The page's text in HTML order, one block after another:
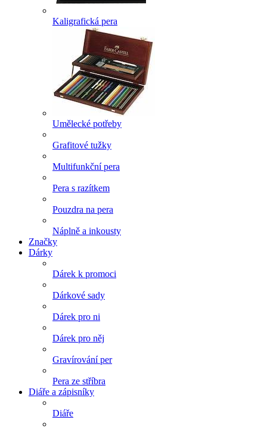
Kaligrafická pera
Umělecké potřeby
Grafitové tužky
Multifunkční pera
Pera s razítkem
Pouzdra na pera
Náplně a inkousty
Značky
Dárky
Dárek k promoci
Dárkové sady
Dárek pro ni
Dárek pro něj
Gravírování per
Pera ze stříbra
Diáře a zápisníky
Diáře